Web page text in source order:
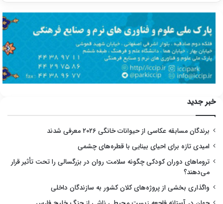
خبر جدید
برندگان مسابقه عکاسی از حیوانات خانگی ۲۰۲۶ معرفی شدند
امیدی تازه برای احیای بینایی با قطره‌های چشمی
تروماهای دوران کودکی چگونه سلامت روان در بزرگسالی را تحت تأثیر قرار
می‌دهند؟
واگذاری بخشی از پروژه‌های کلان کشور به سازندگان داخلی